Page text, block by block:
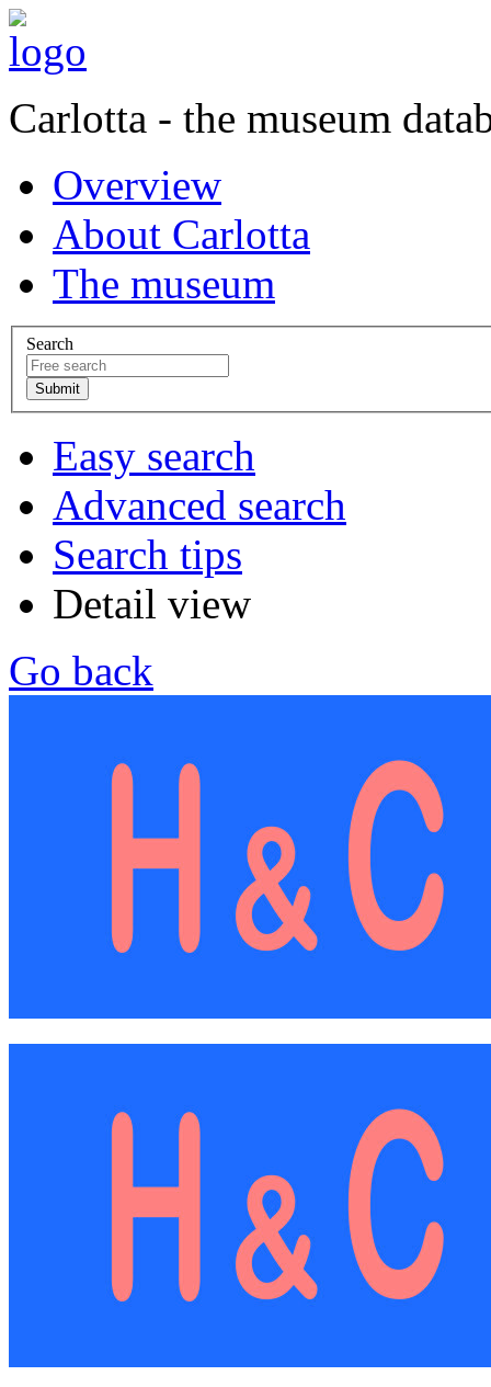
Carlotta - the museum
Overview
About Carlotta
The museum
Search
Easy search
Advanced search
Search tips
Detail view
Go back